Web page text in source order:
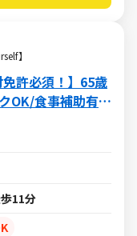
】
免許必須！】65歳
OK/食事補助有/
5日ガッツリ！
11分